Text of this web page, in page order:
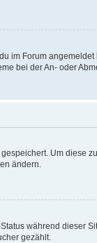
im Forum
bei der An- oder
Um diese
ändern.
während dieser
gezählt.